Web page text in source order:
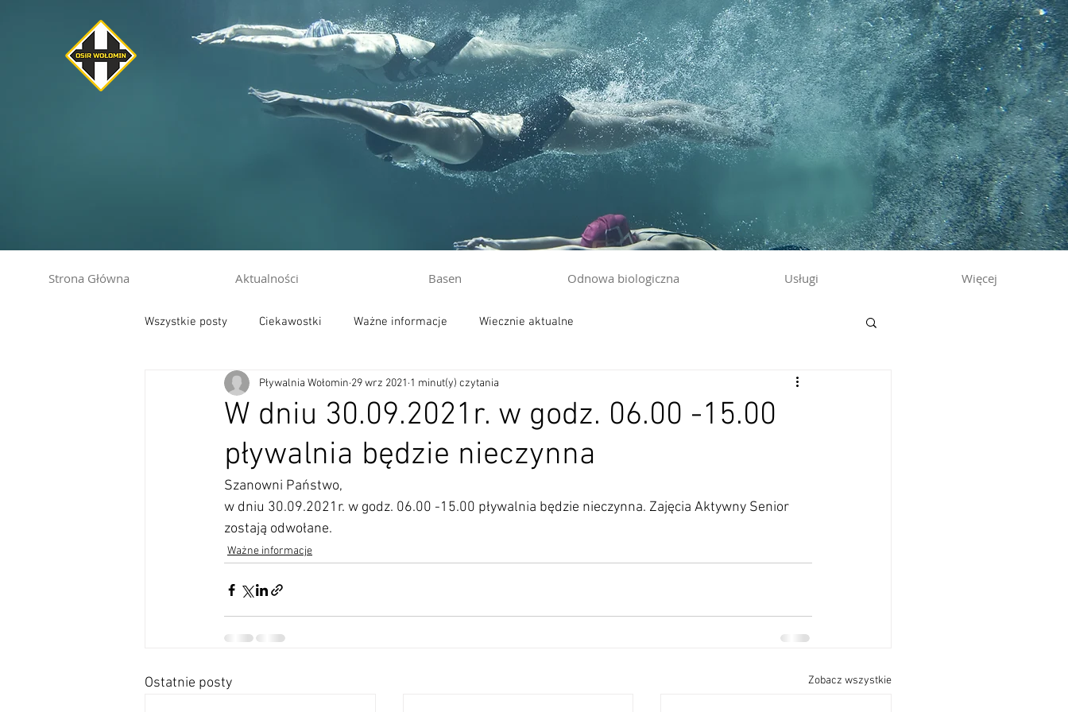
Strona Główna Aktualności Basen Odnowa biologiczna Usługi Więcej
Wszystkie posty Ciekawostki Ważne informacje Wiecznie aktualne
W dniu 30.09.2021r. w godz. 06.00 -15.00
pływalnia będzie nieczynna
Pływalnia Wołomin 29 wrz 2021 1 minut(y) czytania
Szanowni Państwo,
w dniu 30.09.2021r. w godz. 06.00 -15.00 pływalnia będzie nieczynna. Zajęcia Aktywny Senior
zostają odwołane.
Ważne informacje
Ostatnie posty Zobacz wszystkie